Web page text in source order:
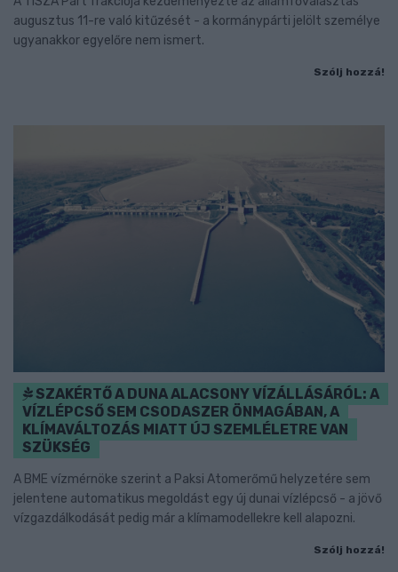
augusztus 11-re való kitűzését - a kormánypárti jelölt személye
ugyanakkor egyelőre nem ismert.
Szólj hozzá!
SZAKÉRTŐ A DUNA ALACSONY VÍZÁLLÁSÁRÓL: A
VÍZLÉPCSŐ SEM CSODASZER ÖNMAGÁBAN, A
KLÍMAVÁLTOZÁS MIATT ÚJ SZEMLÉLETRE VAN
SZÜKSÉG
A BME vízmérnöke szerint a Paksi Atomerőmű helyzetére sem
jelentene automatikus megoldást egy új dunai vízlépcső - a jövő
vízgazdálkodását pedig már a klímamodellekre kell alapozni.
Szólj hozzá!